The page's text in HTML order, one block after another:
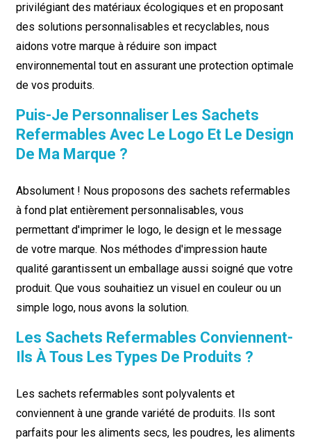
privilégiant des matériaux écologiques et en proposant
des solutions personnalisables et recyclables, nous
aidons votre marque à réduire son impact
environnemental tout en assurant une protection optimale
de vos produits.
Puis-Je Personnaliser Les Sachets
Refermables Avec Le Logo Et Le Design
De Ma Marque ?
Absolument ! Nous proposons des sachets refermables
à fond plat entièrement personnalisables, vous
permettant d'imprimer le logo, le design et le message
de votre marque. Nos méthodes d'impression haute
qualité garantissent un emballage aussi soigné que votre
produit. Que vous souhaitiez un visuel en couleur ou un
simple logo, nous avons la solution.
Les Sachets Refermables Conviennent-
Ils À Tous Les Types De Produits ?
Les sachets refermables sont polyvalents et
conviennent à une grande variété de produits. Ils sont
parfaits pour les aliments secs, les poudres, les aliments